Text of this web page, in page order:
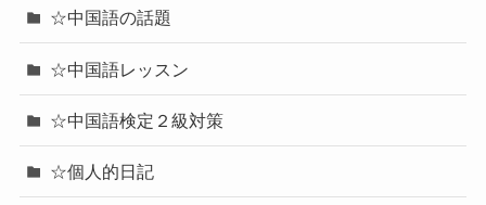
☆中国語の話題
☆中国語レッスン
☆中国語検定２級対策
☆個人的日記